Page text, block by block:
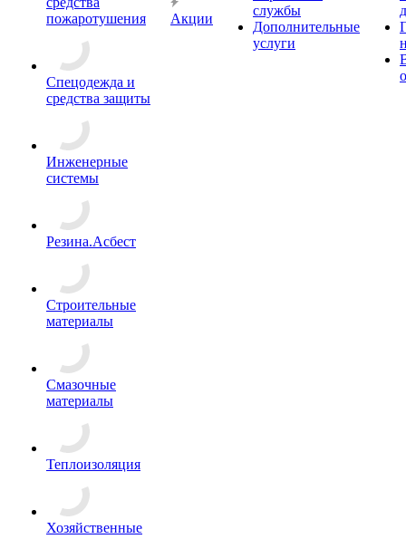
пожаротушения
Спецодежда и
средства защиты
Инженерные
системы
Резина.Асбест
Строительные
материалы
Смазочные
материалы
Теплоизоляция
Хозяйственные
Акции
службы
Дополнительные
услуги